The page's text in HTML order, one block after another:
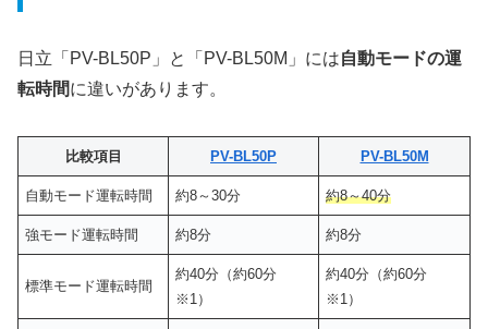
日立「PV-BL50P」と「PV-BL50M」には自動モードの運
転時間に違いがあります。
比較項目 PV-BL50P PV-BL50M
自動モード運転時間 約8～30分 約8～40分
強モード運転時間 約8分 約8分
標準モード運転時間
約40分（約60分
※1）
約40分（約60分
※1）